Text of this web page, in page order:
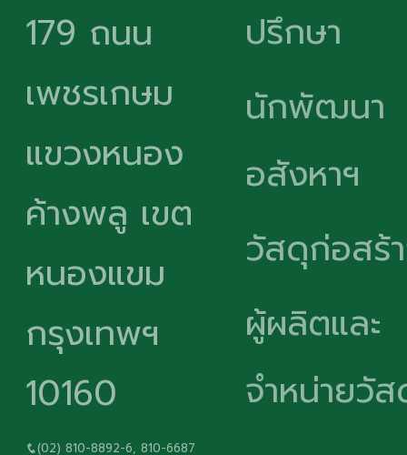
179 ถนน
เพชรเกษม
แขวงหนอง
ค้างพลู เขต
หนองแขม
กรุงเทพฯ
10160
(02) 810-8892-6, 810-6687
ปรึกษา
นักพัฒนา
อสังหาฯ
วัสดุก่อสร้
ผู้ผลิตและ
จำหน่ายวั